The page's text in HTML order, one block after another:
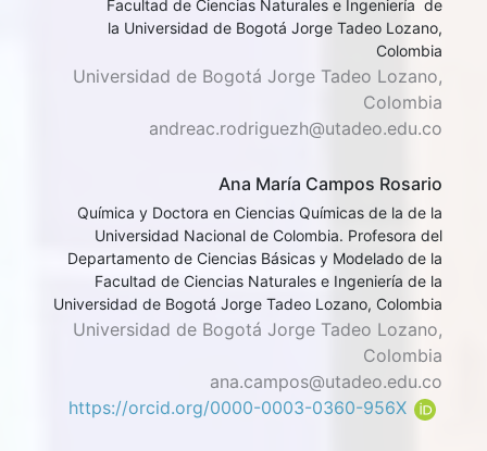
Facultad de Ciencias Naturales e Ingeniería de
la Universidad de Bogotá Jorge Tadeo Lozano,
Colombia
Universidad de Bogotá Jorge Tadeo Lozano,
Colombia
andreac.rodriguezh@utadeo.edu.co
Ana María Campos Rosario
Química y Doctora en Ciencias Químicas de la de la
Universidad Nacional de Colombia. Profesora del
Departamento de Ciencias Básicas y Modelado de la
Facultad de Ciencias Naturales e Ingeniería de la
Universidad de Bogotá Jorge Tadeo Lozano, Colombia
Universidad de Bogotá Jorge Tadeo Lozano,
Colombia
ana.campos@utadeo.edu.co
https://orcid.org/0000-0003-0360-956X